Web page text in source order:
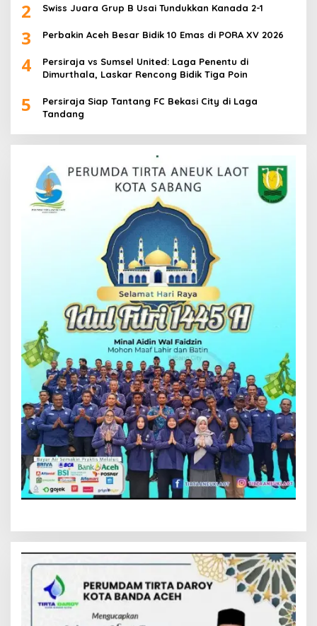
2 Swiss Juara Grup B Usai Tundukkan Kanada 2-1
3 Perbakin Aceh Besar Bidik 10 Emas di PORA XV 2026
4
Persiraja vs Sumsel United: Laga Penentu di
Dimurthala, Laskar Rencong Bidik Tiga Poin
5
Persiraja Siap Tantang FC Bekasi City di Laga
Tandang